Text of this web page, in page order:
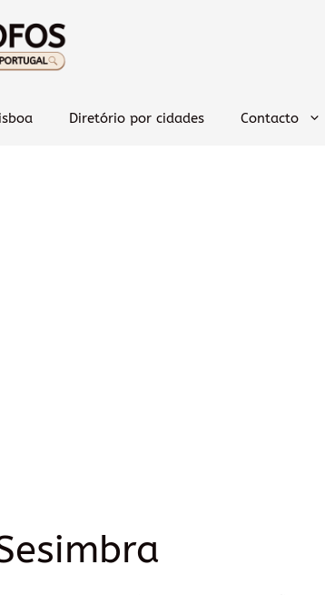
Diretório por cidades Contacto